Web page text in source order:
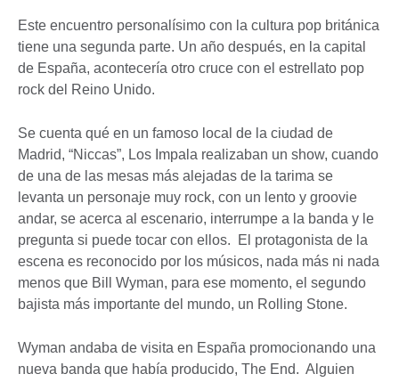
Este encuentro personalísimo con la cultura pop británica
tiene una segunda parte. Un año después, en la capital
de España, acontecería otro cruce con el estrellato pop
rock del Reino Unido.
Se cuenta qué en un famoso local de la ciudad de
Madrid, “Niccas”, Los Impala realizaban un show, cuando
de una de las mesas más alejadas de la tarima se
levanta un personaje muy rock, con un lento y groovie
andar, se acerca al escenario, interrumpe a la banda y le
pregunta si puede tocar con ellos. El protagonista de la
escena es reconocido por los músicos, nada más ni nada
menos que Bill Wyman, para ese momento, el segundo
bajista más importante del mundo, un Rolling Stone.
Wyman andaba de visita en España promocionando una
nueva banda que había producido, The End. Alguien